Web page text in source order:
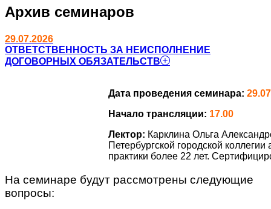
Архив семинаров
29.07.2026
ОТВЕТСТВЕННОСТЬ ЗА НЕИСПОЛНЕНИЕ
ДОГОВОРНЫХ ОБЯЗАТЕЛЬСТВ
Дата проведения семинара:
Начало трансляции: 17.00
Лектор: Карклина Ольга
Петербургской городской
практики более 22 лет.
На семинаре будут рассмотрены следующие
вопросы: